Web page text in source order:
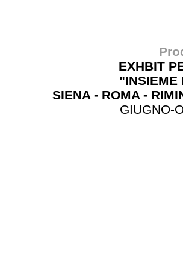
EXHBIT
"INSIEME
SIENA - ROMA -
GIUGNO-